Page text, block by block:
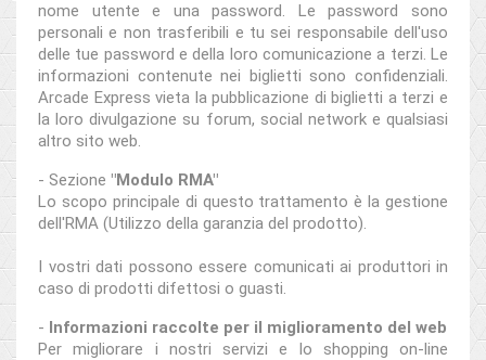
nome utente e una password. Le password sono
personali e non trasferibili e tu sei responsabile dell'uso
delle tue password e della loro comunicazione a terzi. Le
informazioni contenute nei biglietti sono confidenziali.
Arcade Express vieta la pubblicazione di biglietti a terzi e
la loro divulgazione su forum, social network e qualsiasi
altro sito web.
- Sezione "Modulo RMA"
Lo scopo principale di questo trattamento è la gestione
dell'RMA (Utilizzo della garanzia del prodotto).
I vostri dati possono essere comunicati ai produttori in
caso di prodotti difettosi o guasti.
- Informazioni raccolte per il miglioramento del web
Per migliorare i nostri servizi e lo shopping on-line